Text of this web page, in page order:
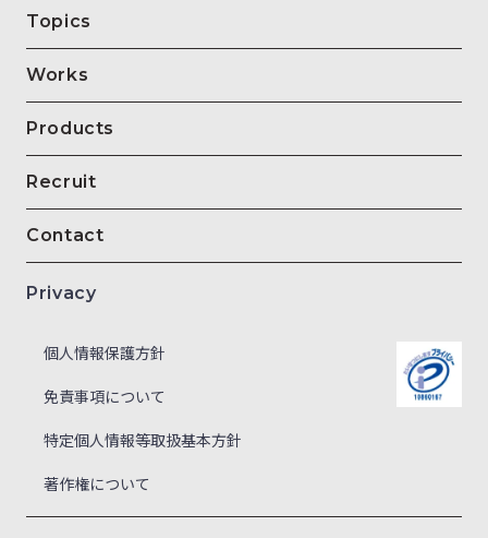
Topics
Works
Products
Recruit
Contact
Privacy
個人情報保護方針
免責事項について
特定個人情報等取扱基本方針
著作権について